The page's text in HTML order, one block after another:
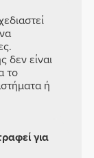
για
δεν είναι
το
ή